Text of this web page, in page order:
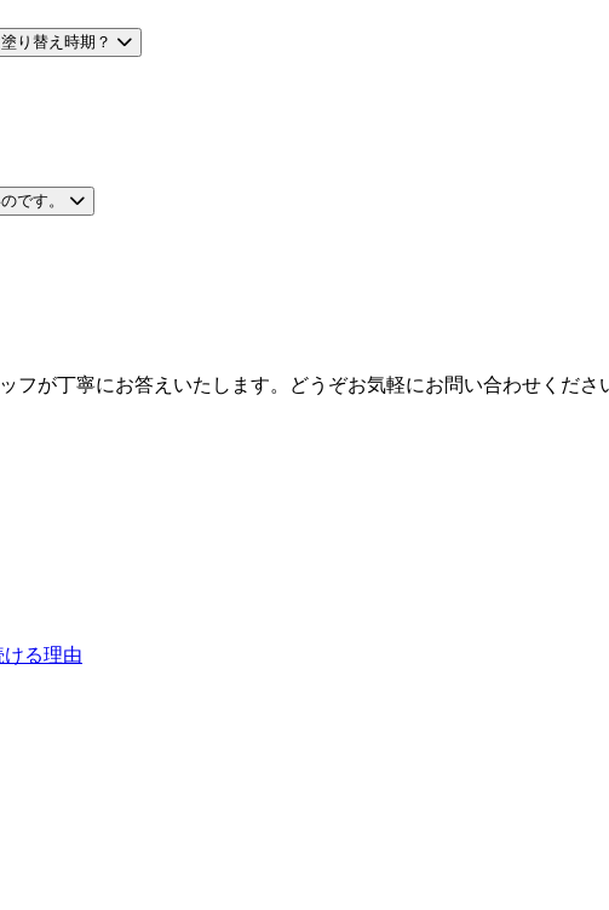
り替え時期？
です。
フが丁寧にお答えいたします。どうぞお気軽にお問い合わせくださ